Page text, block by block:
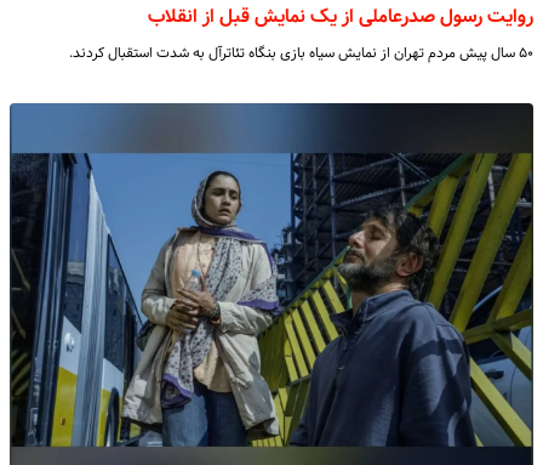
روایت رسول صدرعاملی از یک نمایش قبل از انقلاب
۵۰ سال پیش مردم تهران از نمایش سیاه بازی بنگاه تئاترآل به شدت استقبال کردند.